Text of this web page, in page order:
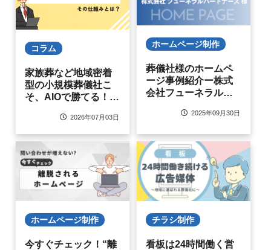
コラム
家族葬など地域密着
型の小規模葬儀社こ
そ、AIOで勝てる！そ
2026年07月03日
ホームページ制作
葬儀社様のホームペ
ージ事例紹介ー株式
会社フューネラルパ
2025年09月30日
ホームページ制作
今すぐチェック！“離
チラシ制作
看板は24時間働く営